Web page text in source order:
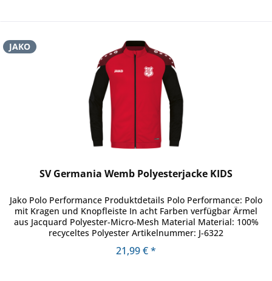
JAKO
SV Germania Wemb Polyesterjacke KIDS
Jako Polo Performance Produktdetails Polo Performance: Polo
mit Kragen und Knopfleiste In acht Farben verfügbar Ärmel
aus Jacquard Polyester-Micro-Mesh Material Material: 100%
recyceltes Polyester Artikelnummer: J-6322
21,99 € *